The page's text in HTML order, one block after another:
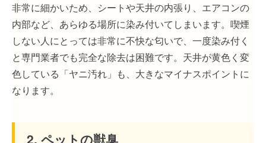
非常に細かいため、シートや天井の内張り、エアコンの
内部など、あらゆる場所に染み付いてしまいます。喫煙
しない人にとっては非常に不快な匂いで、一度染み付く
と専門業者でも完全な除去は困難です。天井が黄色く変
色している「ヤニ汚れ」も、大きなマイナスポイントに
なります。
2. ペットの獣臭